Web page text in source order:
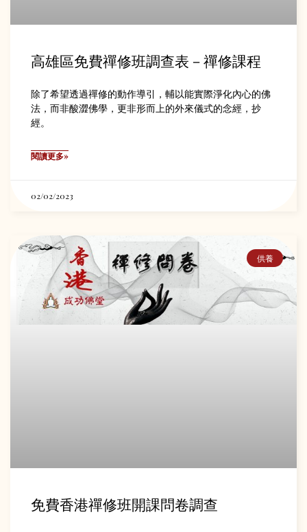
高雄區免費禪修班調查表－禪修課程
除了希望透過禪修的動作導引，輔以能實際淨化內心的佛
法，而非酸澀佛學，更非形而上的外來儀式的念經，抄
經。
閱讀更多»
02/02/2023
供養
免費香港禪修班開課問卷調查